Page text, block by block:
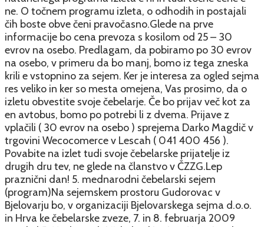
ne. O točnem programu izleta, o odhodih in postajali
čih boste obve čeni pravočasno.Glede na prve
informacije bo cena prevoza s kosilom od 25 – 30
evrov na osebo. Predlagam, da pobiramo po 30 evrov
na osebo, v primeru da bo manj, bomo iz tega zneska
krili e vstopnino za sejem. Ker je interesa za ogled sejma
res veliko in ker so mesta omejena, Vas prosimo, da o
izletu obvestite svoje čebelarje. Če bo prijav več kot za
en avtobus, bomo po potrebi li z dvema. Prijave z
vplačili ( 30 evrov na osebo ) sprejema Darko Magdič v
trgovini Wecocomerce v Lescah ( 041 400 456 ).
Povabite na izlet tudi svoje čebelarske prijatelje iz
drugih dru tev, ne glede na članstvo v ČZZG.Lep
praznični dan! 5. mednarodni čebelarski sejem
(program)Na sejemskem prostoru Gudorovac v
Bjelovarju bo, v organizaciji Bjelovarskega sejma d.o.o.
in Hrva ke čebelarske zveze, 7. in 8. februarja 2009